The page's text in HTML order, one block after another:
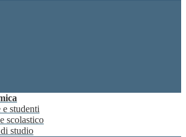
studenti
scolastico
studio